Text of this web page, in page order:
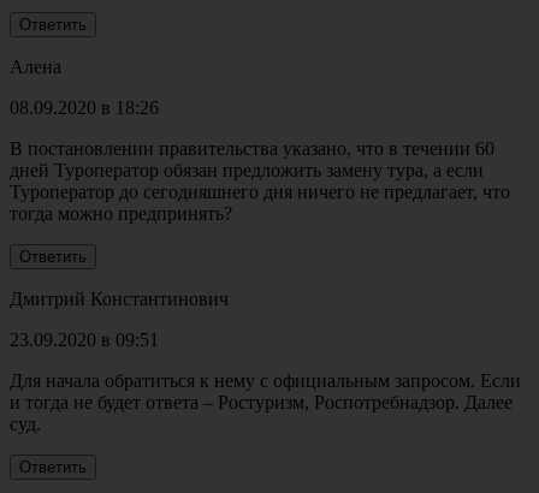
Алена
08.09.2020 в 18:26
В постановлении правительства указано, что в течении 60
дней Туроператор обязан предложить замену тура, а если
Туроператор до сегодняшнего дня ничего не предлагает, что
тогда можно предпринять?
Дмитрий Константинович
23.09.2020 в 09:51
Для начала обратиться к нему с официальным запросом. Если
и тогда не будет ответа – Ростуризм, Роспотребнадзор. Далее
суд.